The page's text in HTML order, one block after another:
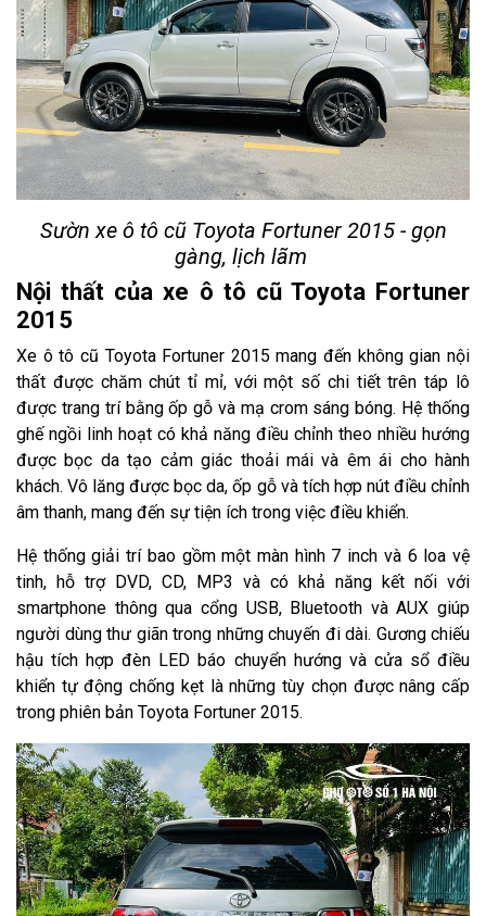
Sườn xe ô tô cũ Toyota Fortuner 2015 - gọn
gàng, lịch lãm
Nội thất của xe ô tô cũ Toyota Fortuner
2015
Xe ô tô cũ Toyota Fortuner 2015 mang đến không gian nội
thất được chăm chút tỉ mỉ, với một số chi tiết trên táp lô
được trang trí bằng ốp gỗ và mạ crom sáng bóng. Hệ thống
ghế ngồi linh hoạt có khả năng điều chỉnh theo nhiều hướng
được bọc da tạo cảm giác thoải mái và êm ái cho hành
khách. Vô lăng được bọc da, ốp gỗ và tích hợp nút điều chỉnh
âm thanh, mang đến sự tiện ích trong việc điều khiển.
Hệ thống giải trí bao gồm một màn hình 7 inch và 6 loa vệ
tinh, hỗ trợ DVD, CD, MP3 và có khả năng kết nối với
smartphone thông qua cổng USB, Bluetooth và AUX giúp
người dùng thư giãn trong những chuyến đi dài. Gương chiếu
hậu tích hợp đèn LED báo chuyển hướng và cửa sổ điều
khiển tự động chống kẹt là những tùy chọn được nâng cấp
trong phiên bản Toyota Fortuner 2015.